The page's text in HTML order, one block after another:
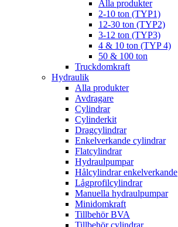
Alla produkter
2-10 ton (TYP1)
12-30 ton (TYP2)
3-12 ton (TYP3)
4 & 10 ton (TYP 4)
50 & 100 ton
Truckdomkraft
Hydraulik
Alla produkter
Avdragare
Cylindrar
Cylinderkit
Dragcylindrar
Enkelverkande cylindrar
Flatcylindrar
Hydraulpumpar
Hålcylindrar enkelverkande
Lågprofilcylindrar
Manuella hydraulpumpar
Minidomkraft
Tillbehör BVA
Tillbehör cylindrar